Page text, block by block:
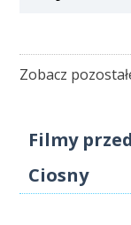
Zobacz
Filmy
Ciosny